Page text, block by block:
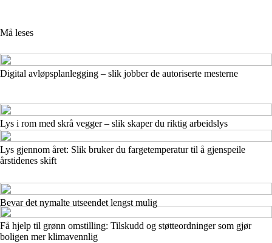
Må leses
Digital avløpsplanlegging – slik jobber de autoriserte mesterne
Lys gjennom året: Slik bruker du fargetemperatur til å gjenspeile
årstidenes skift
Få hjelp til grønn omstilling: Tilskudd og støtteordninger som gjør
boligen mer klimavennlig
Lys i rom med skrå vegger – slik skaper du riktig arbeidslys
Bevar det nymalte utseendet lengst mulig